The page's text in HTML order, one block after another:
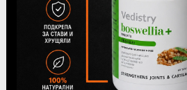
Аюрслим - За здравословно